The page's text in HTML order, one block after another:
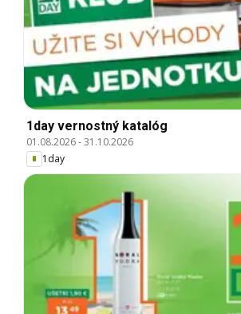
1day vernostný katalóg
01.08.2026-31.10.2026
1day